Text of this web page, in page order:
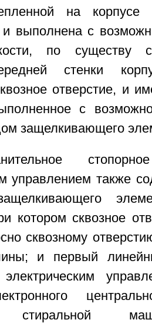
на
и выполнена с
по существу
стенки
отверстие, и
с
защелкивающего
управлением также
котором сквозное
сквозному
и первый
стиральной